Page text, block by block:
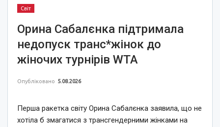
Світ
Орина Сабалєнка підтримала
недопуск транс*жінок до
жіночих турнірів WTA
Опубліковано 5.08.2026
Перша ракетка світу Орина Сабалєнка заявила, що не
хотіла б змагатися з трансгендерними жінками на